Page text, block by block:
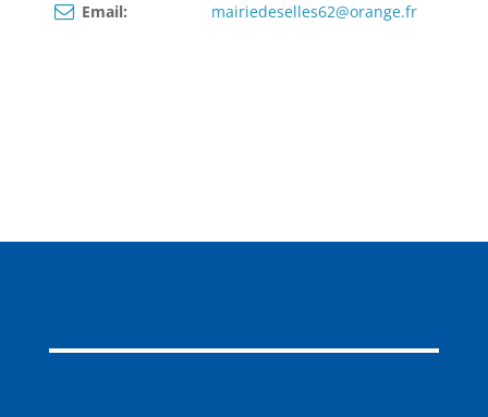
Email: mairiedeselles62@orange.fr